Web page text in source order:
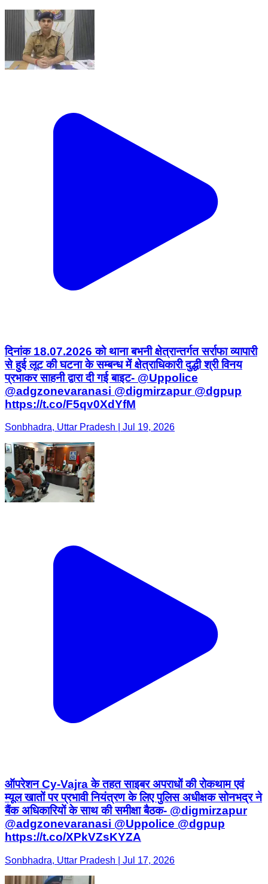
दिनांक 18.07.2026 को थाना बभनी क्षेत्रान्तर्गत सर्राफा व्यापारी
से हुई लूट की घटना के सम्बन्ध में क्षेत्राधिकारी दुद्धी श्री विनय
प्रभाकर साहनी द्वारा दी गई बाइट- @Uppolice
@adgzonevaranasi @digmirzapur @dgpup
https://t.co/F5qv0XdYfM
Sonbhadra, Uttar Pradesh | Jul 19, 2026
ऑपरेशन Cy-Vajra के तहत साइबर अपराधों की रोकथाम एवं
म्यूल खातों पर प्रभावी नियंत्रण के लिए पुलिस अधीक्षक सोनभद्र ने
बैंक अधिकारियों के साथ की समीक्षा बैठक- @digmirzapur
@adgzonevaranasi @Uppolice @dgpup
https://t.co/XPkVZsKYZA
Sonbhadra, Uttar Pradesh | Jul 17, 2026